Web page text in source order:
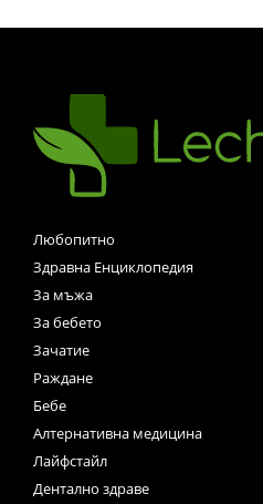
Любопитно
Здравна Енциклопедия
За мъжа
За бебето
Зачатие
Раждане
Бебе
Алтернативна медицина
Лайфстайл
Дентално здраве